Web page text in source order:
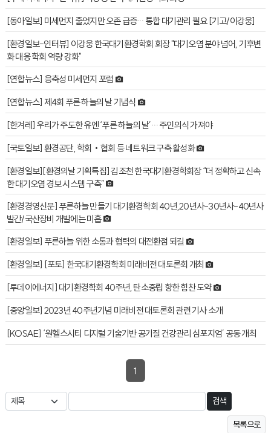
[동아일보] 미세먼지 줄었지만 오존 급증… 통합 대기관리 필요 [기고/이강웅]
[환경일보-인터뷰] 이강웅 한국대기환경학회 회장 "대기오염 분야 넘어, 기후변
화 대응 학회 역량 강화"
[연합뉴스] 응축성 미세먼지 포럼
[연합뉴스] 제4회 푸른 하늘의 날 기념식
[한겨레] 우리가 주도한 유엔 ‘푸른 하늘의 날’… 주인의식 가져야
[국토일보] 환경공단, 학회‧협회 등 네트워크 구축 활성화
[환경일보][환경의날 기획특집] 김조천 한국대기환경학회장 “더 정확하고 신속
한 대기오염 경보 시스템 구축”
[환경경영신문] 푸른하늘 만들기 대기환경학회 40년,20년사-30년사-40년사
발간/국산장비 개발에는 미흡
[환경일보] 푸른하늘 위한 소통과 협력의 대전환점 되길
[환경일보] [포토] 한국대기환경학회 미래비전 대토론회 개최
[투데이에너지] 대기환경학회 40주년, 탄소중립 향한 힘찬 도약
[중앙일보] 2023년 40주년기념 미래비전 대토론회 관련 기사 소개
[KOSAE] ‘원헬스시티 디지털 기술기반 공기질 건강관리 심포지엄’ 공동 개최
1
검색
목록으로